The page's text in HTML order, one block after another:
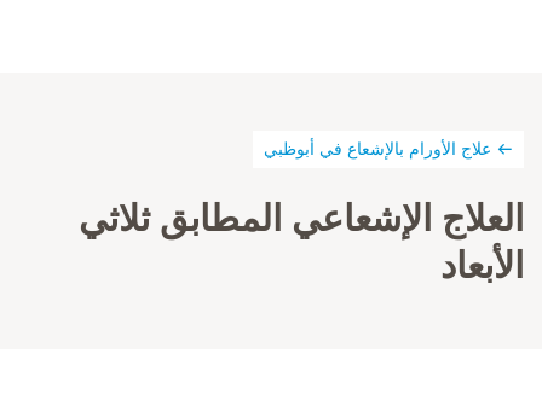
علاج الأورام بالإشعاع في أبوظبي
العلاج الإشعاعي المطابق ثلاثي
الأبعاد